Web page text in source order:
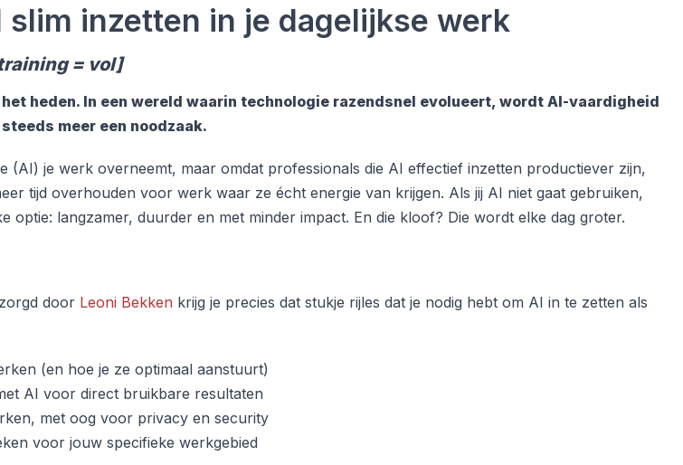
slim inzetten in je dagelijkse werk
= vol]
heden. In een wereld waarin technologie razendsnel evolueert, wordt AI-vaardigheid
meer een noodzaak.
(AI) je werk overneemt, maar omdat professionals die AI effectief inzetten productiever zijn,
tijd overhouden voor werk waar ze écht energie van krijgen. Als jij AI niet gaat gebruiken,
optie: langzamer, duurder en met minder impact. En die kloof? Die wordt elke dag groter.
door Leoni Bekken krijg je precies dat stukje rijles dat je nodig hebt om AI in te zetten als
(en hoe je ze optimaal aanstuurt)
AI voor direct bruikbare resultaten
met oog voor privacy en security
voor jouw specifieke werkgebied